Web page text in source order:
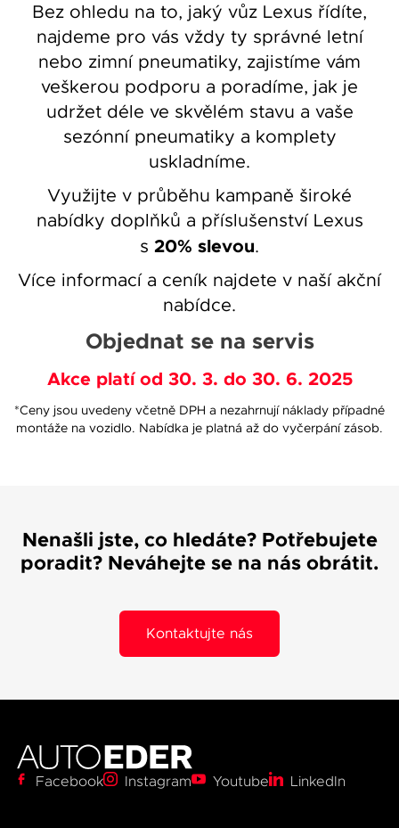
Bez ohledu na to, jaký vůz Lexus řídíte,
najdeme pro vás vždy ty správné letní
nebo zimní pneumatiky, zajistíme vám
veškerou podporu a poradíme, jak je
udržet déle ve skvělém stavu a vaše
sezónní pneumatiky a komplety
uskladníme.
Využijte v průběhu kampaně široké
nabídky doplňků a příslušenství Lexus
s 20% slevou.
Více informací a ceník najdete v naší akční
nabídce.
Objednat se na servis
Akce platí od 30. 3. do 30. 6. 2025
*Ceny jsou uvedeny včetně DPH a nezahrnují náklady případné
montáže na vozidlo. Nabídka je platná až do vyčerpání zásob.
Nenašli jste, co hledáte? Potřebujete
poradit? Neváhejte se na nás obrátit.
Kontaktujte nás
Facebook Instagram Youtube LinkedIn
0
1